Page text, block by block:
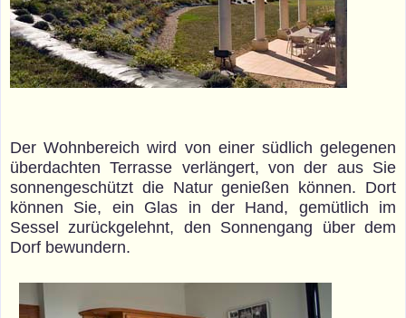
Der Wohnbereich wird von einer südlich gelegenen
überdachten Terrasse verlängert, von der aus Sie
sonnengeschützt die Natur genießen können. Dort
können Sie, ein Glas in der Hand, gemütlich im
Sessel zurückgelehnt, den Sonnengang über dem
Dorf bewundern.